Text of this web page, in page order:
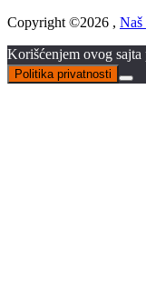
Copyright ©2026 , Naš
Korišćenjem ovog
Politika privatnosti